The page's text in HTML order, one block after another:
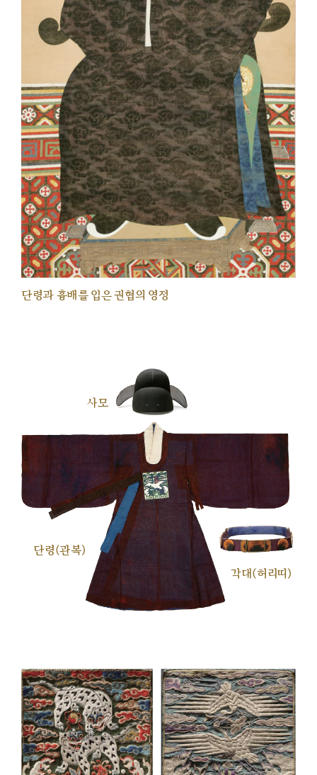
단령과 흉배를 입은 권협의 영정
사모
단령(관복)
각대(허리띠)